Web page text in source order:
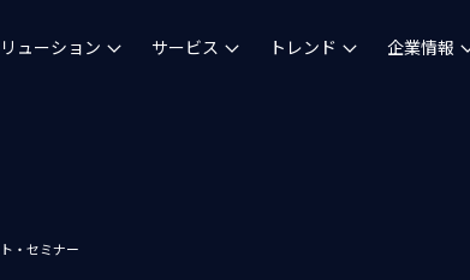
ューション サービス トレンド 企業情報
・セミナー